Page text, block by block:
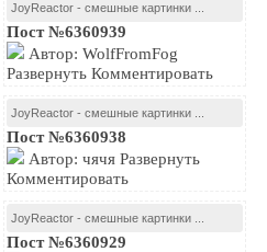
JoyReactor - смешные картинки ...
Пост №6360939
Автор: WolfFromFog
Развернуть Комментировать
JoyReactor - смешные картинки ...
Пост №6360938
Автор: чячя Развернуть
Комментировать
JoyReactor - смешные картинки ...
Пост №6360929